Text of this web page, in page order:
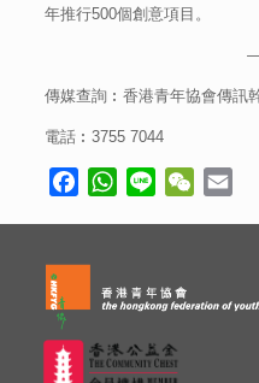
年推行500個創意項目。
傳媒查詢︰香港青年協會傳訊
電話︰3755 7044
FacebookWhatsApp
Line WeChat